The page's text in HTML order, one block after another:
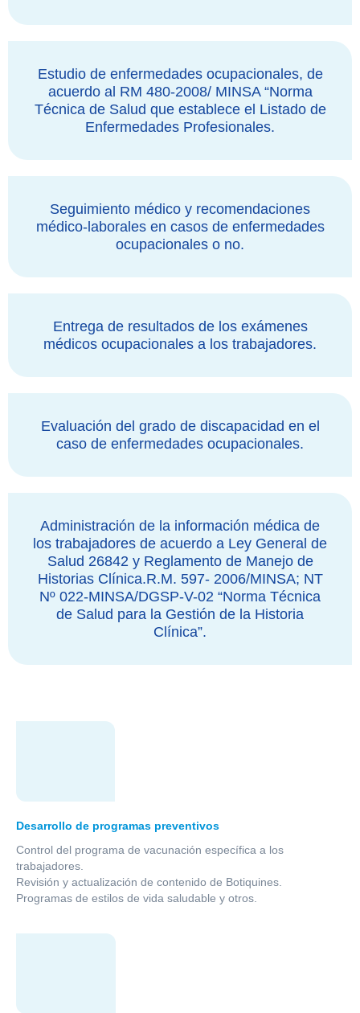
Estudio de enfermedades ocupacionales, de
acuerdo al RM 480-2008/ MINSA “Norma
Técnica de Salud que establece el Listado de
Enfermedades Profesionales.
Seguimiento médico y recomendaciones
médico-laborales en casos de enfermedades
ocupacionales o no.
Entrega de resultados de los exámenes
médicos ocupacionales a los trabajadores.
Evaluación del grado de discapacidad en el
caso de enfermedades ocupacionales.
Administración de la información médica de
los trabajadores de acuerdo a Ley General de
Salud 26842 y Reglamento de Manejo de
Historias Clínica.R.M. 597- 2006/MINSA; NT
Nº 022-MINSA/DGSP-V-02 “Norma Técnica
de Salud para la Gestión de la Historia
Clínica”.
Desarrollo de programas preventivos
Control del programa de vacunación específica a los
trabajadores.
Revisión y actualización de contenido de Botiquines.
Programas de estilos de vida saludable y otros.